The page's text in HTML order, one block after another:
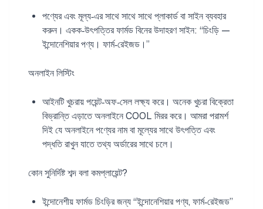
পণ্যের এবং মূল্য‑এর সাথে সাথে সাথে প্লাকার্ড বা সাইন ব্যবহার
করুন। একক‑উৎপত্তির ফার্মড বিনের উদাহরণ সাইন: “চিংড়ি —
ইন্দোনেশিয়ার পণ্য। ফার্ম‑রেইজড।”
অনলাইন লিস্টিং
আইনটি খুচরায় পয়েন্ট‑অফ‑সেল লক্ষ্য করে। অনেক খুচরা বিক্রেতা
বিভ্রান্তি এড়াতে অনলাইনে COOL মিরর করে। আমরা পরামর্শ
দিই যে অনলাইনে পণ্যের নাম বা মূল্যের সাথে উৎপত্তি এবং
পদ্ধতি রাখুন যাতে তথ্য অর্ডারের সাথে চলে।
কোন সুনির্দিষ্ট শব্দ বলা কমপ্লায়েন্ট?
ইন্দোনেশীয় ফার্মড চিংড়ির জন্য “ইন্দোনেশিয়ার পণ্য, ফার্ম‑রেইজড”